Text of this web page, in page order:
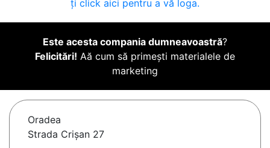
ți click aici pentru a vă loga.
Este acesta compania dumneavoastră?
Felicitări! Aă cum să primești materialele de
marketing
Oradea
Strada Crișan 27